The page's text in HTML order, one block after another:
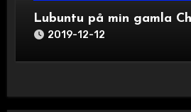
Lubuntu på min gamla
2019-12-12